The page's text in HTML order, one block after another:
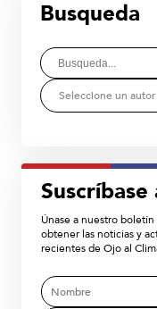
Busqueda
Seleccione un autor
Únase a nuestro
obtener las noticias y
recientes de Ojo al